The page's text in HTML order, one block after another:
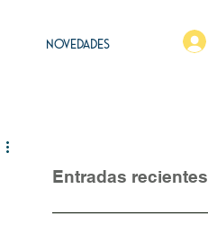
NOVEDADES
Entradas recientes